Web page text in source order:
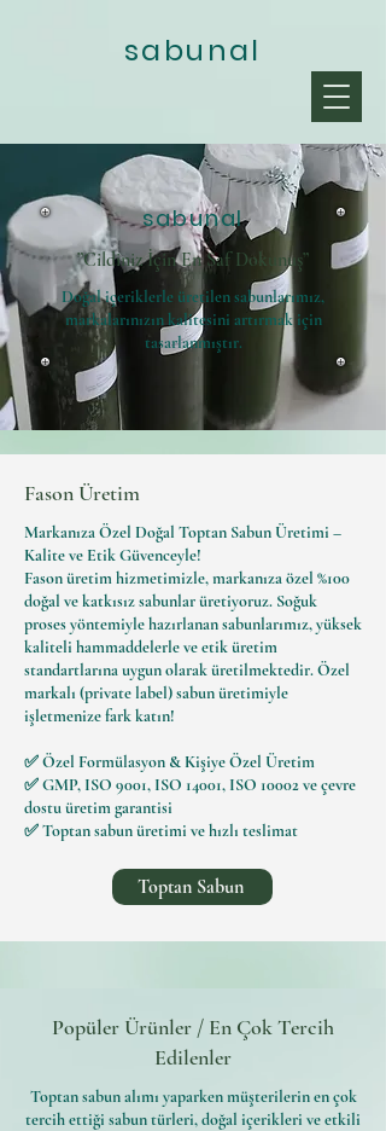
sabunal
sabunal
”Cildiniz İçin En Saf Dokunuş”
Doğal içeriklerle üretilen sabunlarımız,
markalarınızın kalitesini artırmak için
tasarlanmıştır.
Fason Üretim
Markanıza Özel Doğal Toptan Sabun Üretimi –
Kalite ve Etik Güvenceyle!
Fason üretim hizmetimizle, markanıza özel %100
doğal ve katkısız sabunlar üretiyoruz. Soğuk
proses yöntemiyle hazırlanan sabunlarımız, yüksek
kaliteli hammaddelerle ve etik üretim
standartlarına uygun olarak üretilmektedir. Özel
markalı (private label) sabun üretimiyle
işletmenize fark katın!
✅ Özel Formülasyon & Kişiye Özel Üretim
✅ GMP, ISO 9001, ISO 14001, ISO 10002 ve çevre
dostu üretim garantisi
✅ Toptan sabun üretimi ve hızlı teslimat
Toptan Sabun
Popüler Ürünler / En Çok Tercih
Edilenler
Toptan sabun alımı yaparken müşterilerin en çok
tercih ettiği sabun türleri, doğal içerikleri ve etkili